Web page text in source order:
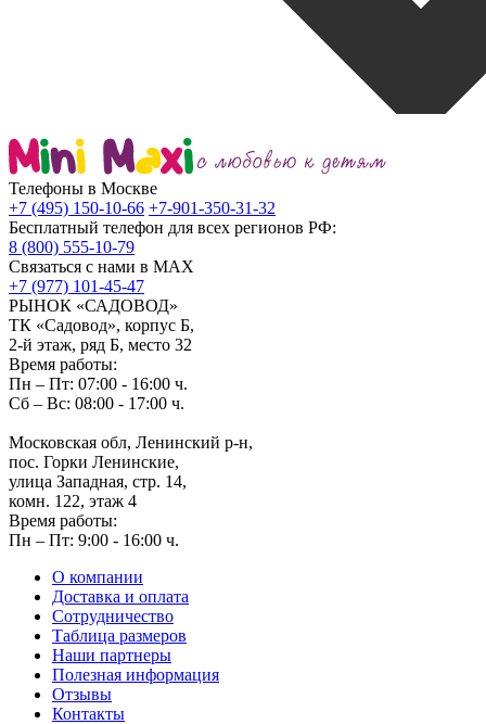
Телефоны в Москве
+7 (495) 150-10-66 +7-901-350-31-32
Бесплатный телефон для всех регионов РФ:
8 (800) 555-10-79
Связаться с нами в MAX
+7 (977) 101-45-47
РЫНОК «САДОВОД»
ТК «Садовод», корпус Б,
2‑й этаж, ряд Б, место 32
Время работы:
Пн – Пт: 07:00 - 16:00 ч.
Сб – Вс: 08:00 - 17:00 ч.
Московская обл, Ленинский р-н,
пос. Горки Ленинские,
улица Западная, стр. 14,
комн. 122, этаж 4
Время работы:
Пн – Пт: 9:00 - 16:00 ч.
О компании
Доставка и оплата
Сотрудничество
Таблица размеров
Наши партнеры
Полезная информация
Отзывы
Контакты